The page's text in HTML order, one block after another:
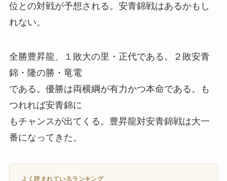
位との対戦が予想される。安青錦戦はあるかもし
れない。
全勝豊昇龍、１敗大の里・正代である。２敗安青
錦・隆の勝・竜電
である。優勝は両横綱が有力かつ本命である。も
つれれば安青錦に
もチャンスが出てくる。豊昇龍対安青錦戦は大一
番になってきた。
よく読まれているランキング